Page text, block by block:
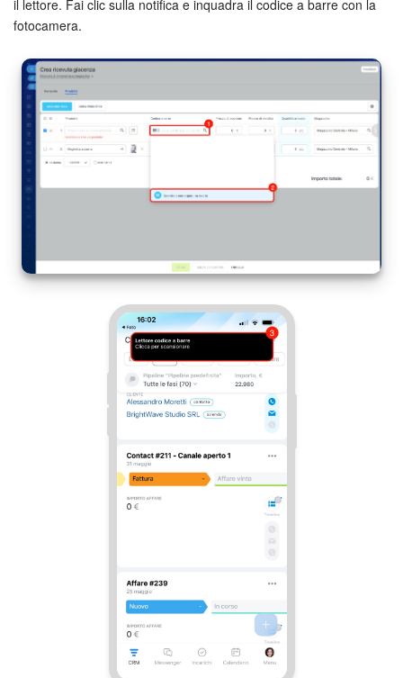
il lettore. Fai clic sulla notifica e inquadra il codice a barre con la
fotocamera.